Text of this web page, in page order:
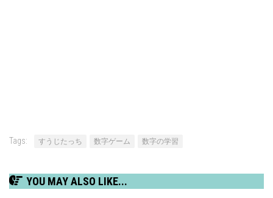
Tags: すうじたっち 数字ゲーム 数字の学習
YOU MAY ALSO LIKE...